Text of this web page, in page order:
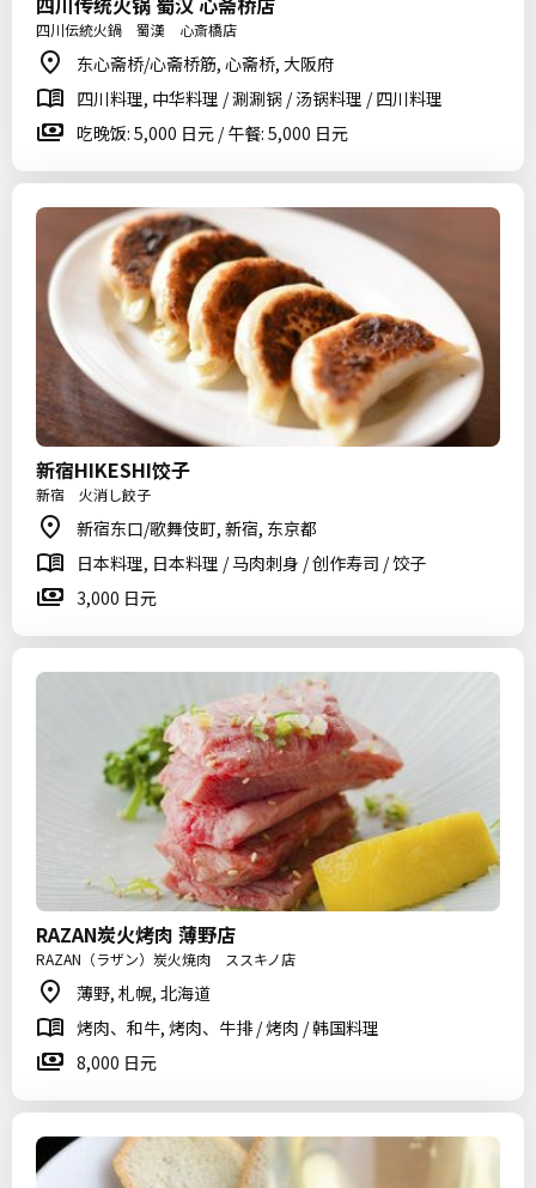
四川伝統火鍋 蜀漢 心斎橋店
东心斋桥/心斋桥筋, 心斋桥, 大阪府
四川料理, 中华料理 / 涮涮锅 / 汤锅料理 / 四川料理
吃晚饭: 5,000 日元 / 午餐: 5,000 日元
新宿HIKESHI饺子
新宿 火消し餃子
新宿东口/歌舞伎町, 新宿, 东京都
日本料理, 日本料理 / 马肉刺身 / 创作寿司 / 饺子
3,000 日元
RAZAN炭火烤肉 薄野店
RAZAN（ラザン）炭火焼肉 ススキノ店
薄野, 札幌, 北海道
烤肉、和牛, 烤肉、牛排 / 烤肉 / 韩国料理
8,000 日元